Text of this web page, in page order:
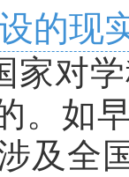
的现
家对
。如
及全